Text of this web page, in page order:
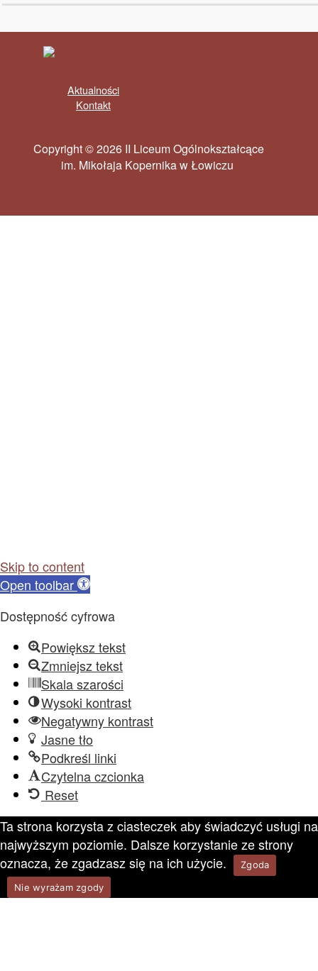
Aktualności
Kontakt
Copyright © 2026 II Liceum Ogólnokształcące
im. Mikołaja Kopernika w Łowiczu
Skip to content
Open toolbar
Dostępność cyfrowa
Powiększ tekst
Zmniejsz tekst
Skala szarości
Wysoki kontrast
Negatywny kontrast
Jasne tło
Podkreśl linki
Czytelna czcionka
Reset
Ta strona korzysta z ciasteczek aby świadczyć usługi na
najwyższym poziomie. Dalsze korzystanie ze strony
oznacza, że zgadzasz się na ich użycie.
Zgoda
Nie wyrażam zgody